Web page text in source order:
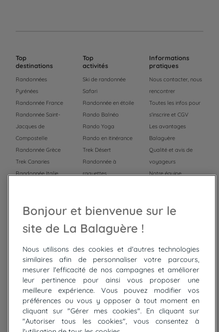
Top
destinations
Randonnées
Pyrénées
Randonnée France
Randonnée Saint-
Jacques de
Compostelle
Randonnée Grèce
Trek Canaries
Randonnée Italie
Trek Mauritanie
Top
activités
Ski de randonnée
Safari
Randonnée en étoile
Rando Balnéo
Rando Yoga
Rando en itinérance
Trek Désert
Randonnée à
raquettes
Trek
Informations
pratiques
Nous contacter, nous
rencontrer
Toutes les infos pour
s'inscrire et CGV
Les avantages
Balaguère
Qualité et avis de
voyageurs
Notre équipe
Top
circuits
Tour du lac de Constance à vélo
Cyclades : Amorgos et Naxos
Randonnée aux Bardenas Reales
De Collioure à Cadaquès à pied
Découverte des trésors de Madère
Rando Réunion en douceur
Bonjour et bienvenue sur le
site de La Balaguère !
Nous utilisons des cookies et d'autres technologies
similaires afin de personnaliser votre parcours,
mesurer l'efficacité de nos campagnes et améliorer
leur pertinence pour ainsi vous proposer une
meilleure expérience. Vous pouvez modifier vos
préférences ou vous y opposer à tout moment en
cliquant sur "Gérer mes cookies". En cliquant sur
"Autoriser tous les cookies", vous consentez à